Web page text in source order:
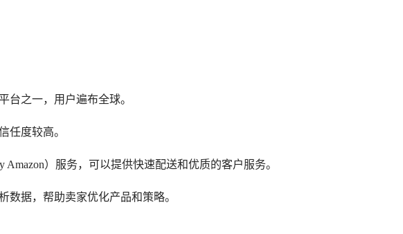
台之一，用户遍布全球。
任度较高。
Amazon）服务，可以提供快速配送和优质的客户服务。
数据，帮助卖家优化产品和策略。